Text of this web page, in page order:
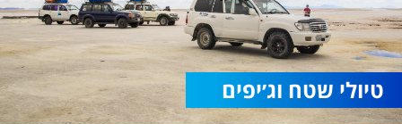
טיולי שטח וג׳יפים